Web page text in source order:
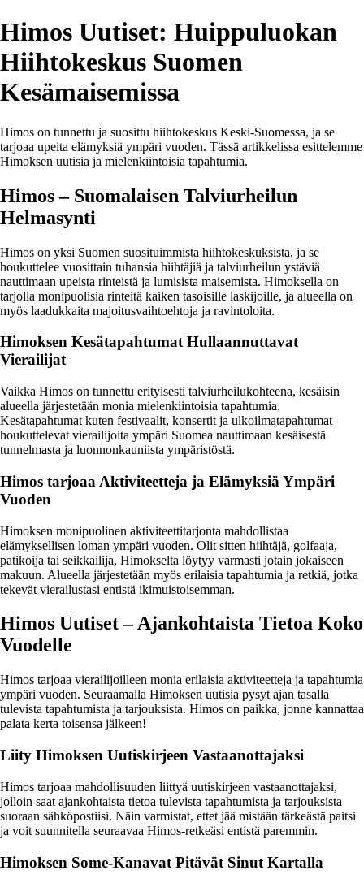
Himos Uutiset: Huippuluokan
Hiihtokeskus Suomen
Kesämaisemissa
Himos on tunnettu ja suosittu hiihtokeskus Keski-Suomessa, ja se
tarjoaa upeita elämyksiä ympäri vuoden. Tässä artikkelissa esittelemme
Himoksen uutisia ja mielenkiintoisia tapahtumia.
Himos – Suomalaisen Talviurheilun
Helmasynti
Himos on yksi Suomen suosituimmista hiihtokeskuksista, ja se
houkuttelee vuosittain tuhansia hiihtäjiä ja talviurheilun ystäviä
nauttimaan upeista rinteistä ja lumisista maisemista. Himoksella on
tarjolla monipuolisia rinteitä kaiken tasoisille laskijoille, ja alueella on
myös laadukkaita majoitusvaihtoehtoja ja ravintoloita.
Himoksen Kesätapahtumat Hullaannuttavat
Vierailijat
Vaikka Himos on tunnettu erityisesti talviurheilukohteena, kesäisin
alueella järjestetään monia mielenkiintoisia tapahtumia.
Kesätapahtumat kuten festivaalit, konsertit ja ulkoilmatapahtumat
houkuttelevat vierailijoita ympäri Suomea nauttimaan kesäisestä
tunnelmasta ja luonnonkauniista ympäristöstä.
Himos tarjoaa Aktiviteetteja ja Elämyksiä Ympäri
Vuoden
Himoksen monipuolinen aktiviteettitarjonta mahdollistaa
elämyksellisen loman ympäri vuoden. Olit sitten hiihtäjä, golfaaja,
patikoija tai seikkailija, Himokselta löytyy varmasti jotain jokaiseen
makuun. Alueella järjestetään myös erilaisia tapahtumia ja retkiä, jotka
tekevät vierailustasi entistä ikimuistoisemman.
Himos Uutiset – Ajankohtaista Tietoa Koko
Vuodelle
Himos tarjoaa vierailijoilleen monia erilaisia aktiviteetteja ja tapahtumia
ympäri vuoden. Seuraamalla Himoksen uutisia pysyt ajan tasalla
tulevista tapahtumista ja tarjouksista. Himos on paikka, jonne kannattaa
palata kerta toisensa jälkeen!
Liity Himoksen Uutiskirjeen Vastaanottajaksi
Himos tarjoaa mahdollisuuden liittyä uutiskirjeen vastaanottajaksi,
jolloin saat ajankohtaista tietoa tulevista tapahtumista ja tarjouksista
suoraan sähköpostiisi. Näin varmistat, ettet jää mistään tärkeästä paitsi
ja voit suunnitella seuraavaa Himos-retkeäsi entistä paremmin.
Himoksen Some-Kanavat Pitävät Sinut Kartalla